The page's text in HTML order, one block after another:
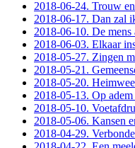
2018-06-24. Trouw
2018-06-17. Dan zal
2018-06-10. De mens
2018-06-03. Elkaar
2018-05-27. Zingen
2018-05-21.
2018-05-20.
2018-05-13. Op
2018-05-10.
2018-05-06. Kansen
2018-04-29.